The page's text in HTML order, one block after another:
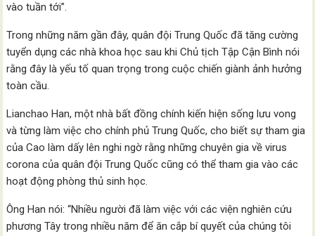
vào tuần tới”.
Trong những năm gần đây, quân đội Trung Quốc đã tăng cường
tuyển dụng các nhà khoa học sau khi Chủ tịch Tập Cận Bình nói
rằng đây là yếu tố quan trọng trong cuộc chiến giành ảnh hưởng
toàn cầu.
Lianchao Han, một nhà bất đồng chính kiến hiện sống lưu vong
và ​​từng làm việc cho chính phủ Trung Quốc, cho biết sự tham gia
của Cao làm dấy lên nghi ngờ rằng những chuyên gia về virus
corona của quân đội Trung Quốc cũng có thể tham gia vào các
hoạt động phòng thủ sinh học.
Ông Han nói: “Nhiều người đã làm việc với các viện nghiên cứu
phương Tây trong nhiều năm để ăn cắp bí quyết của chúng tôi